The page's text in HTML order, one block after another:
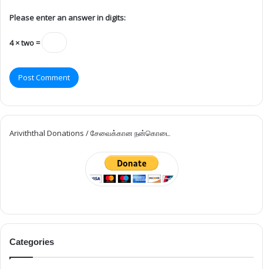
Please enter an answer in digits:
4 × two =
Ariviththal Donations / சேவைக்கான நன்கொடை
Categories